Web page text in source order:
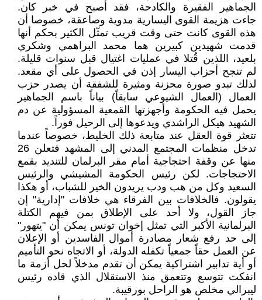
الجماهير الفقيرة والكادحة، فقد أصبح في خبر كان.
جاءت هزيمة القوى اليسارية مدوية وصاعقة، خصوصا أن
هذه القوى كانت حتى وقت قريب تمثّل الكثير بحكم أنها
قدمت شهيدين كبيرين هما محمد البراهمي وشكري
بلعيد، اللذين قُتلا في عمليات اغتيال قبل سنوات قليلة.
لم تنجح أحزاب اليسار إذن في الحصول على أي مقعد.
لذلك تبدو صورة محزنة ومثيرة للشفقة أن يصدر حزب
العمال (العمال الشيوعي سابقاً) بياناً باسم الجماهير
يحمل فيه الحكومة وأجهزتها القمعية المسؤولية عن دم
الشهيد هيكل الراشدي ويدعوها إلى الرحيل فوراً.
تتعثر قوة العقل عند متابعة ذلك الخليط، خصوصاً عندما
تدخل منظمات المجتمع المدني إلى المشهد فتعلن 26
منها عن وقفة احتجاجية أمام مقر البرلمان للتنديد بقمع
الاحتجاجات. لكن رئيس الحكومة المشيشي والرئيس
السعيد وكل من هب ودب يريدون الخير للشباب، أو هكذا
يقولون. فالخلافات بين الفرقاء هي خلافات "إدارية" إن
جاز القول، ولا أحد على الإطلاق بمن فيهم الكتلة
البرلمانية الأكبر التي تمثل إخوان تونس يمكن أن "يتهور"
إلى حد رفع شعار مصادرة أموال الفاسدين أو الإعلان
عن العمل حقاً جمعياً تكفله الدولة، أو الاتجاه نحو التأميم
أو أية تدابير اشتراكية يمكن أن تقدم مدخلاً لحل أزمة ما
انفكت تتوسع وتتعمق منذ الاستقلال الذي قاده رئيس
ليبرالي مخلص هو الراحل بورقيبة.